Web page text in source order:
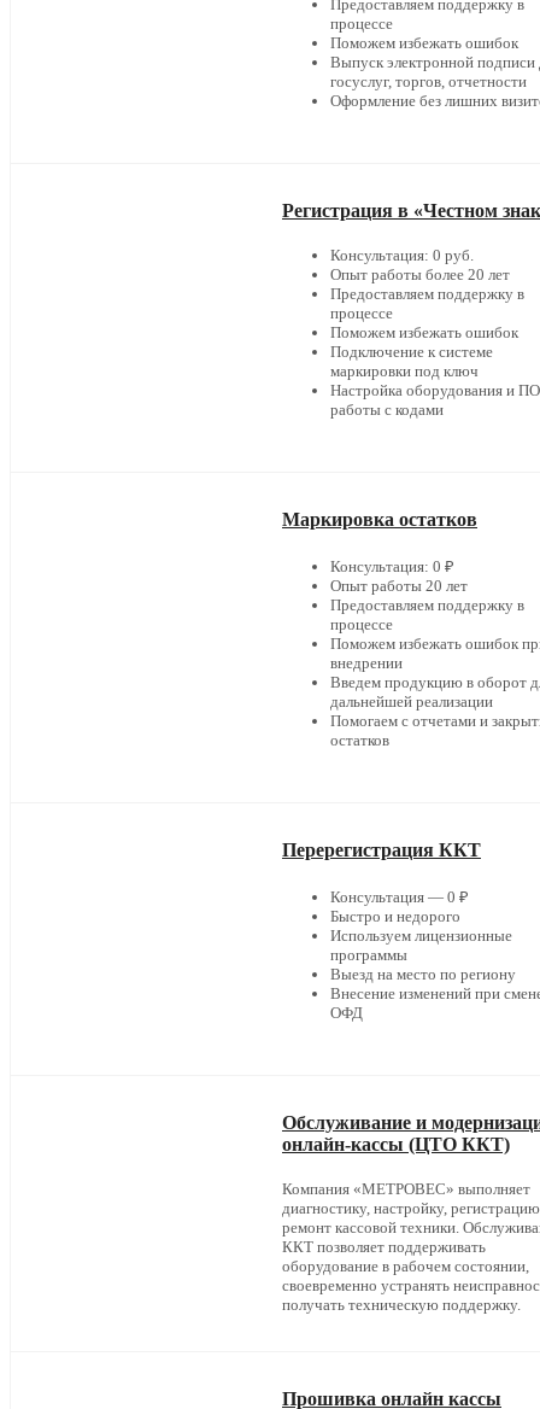
Предоставляем поддержку в
процессе
Поможем избежать ошибок
Выпуск электронной подписи
госуслуг, торгов, отчетности
Оформление без лишних
Регистрация в «Честном
Консультация: 0 руб.
Опыт работы более 20 лет
Предоставляем поддержку в
процессе
Поможем избежать ошибок
Подключение к системе
маркировки под ключ
Настройка оборудования и
работы с кодами
Маркировка остатков
Консультация: 0 ₽
Опыт работы 20 лет
Предоставляем поддержку в
процессе
Поможем избежать ошибок
внедрении
Введем продукцию в оборот
дальнейшей реализации
Помогаем с отчетами и
остатков
Перерегистрация ККТ
Консультация — 0 ₽
Быстро и недорого
Используем лицензионные
программы
Выезд на место по региону
Внесение изменений при
ОФД
Обслуживание и
онлайн-кассы (ЦТО ККТ)
Компания «МЕТРОВЕС» выполняет
диагностику, настройку,
ремонт кассовой техники.
ККТ позволяет поддерживать
оборудование в рабочем состоянии,
своевременно устранять
получать техническую поддержку.
Прошивка онлайн кассы